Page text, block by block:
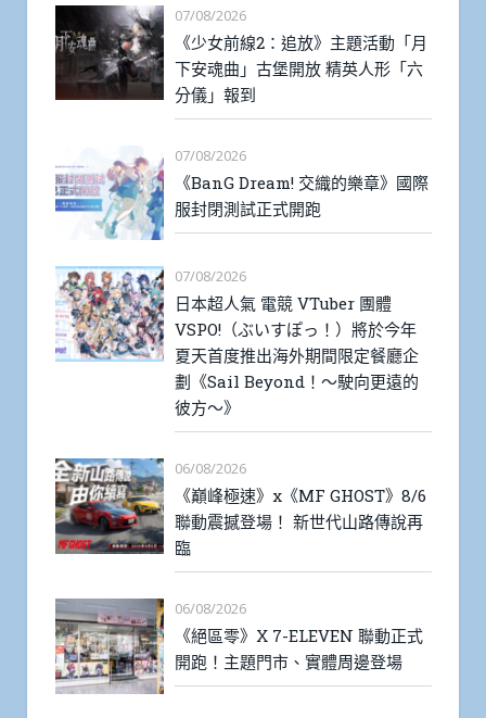
07/08/2026
《少女前線2：追放》主題活動「月
下安魂曲」古堡開放 精英人形「六
分儀」報到
07/08/2026
《BanG Dream! 交織的樂章》國際
服封閉測試正式開跑
07/08/2026
日本超人氣 電競 VTuber 團體
VSPO!（ぶいすぽっ！）將於今年
夏天首度推出海外期間限定餐廳企
劃《Sail Beyond！～駛向更遠的
彼方～》
06/08/2026
《巔峰極速》x《MF GHOST》8/6
聯動震撼登場！ 新世代山路傳說再
臨
06/08/2026
《絕區零》X 7-ELEVEN 聯動正式
開跑！主題門市、實體周邊登場